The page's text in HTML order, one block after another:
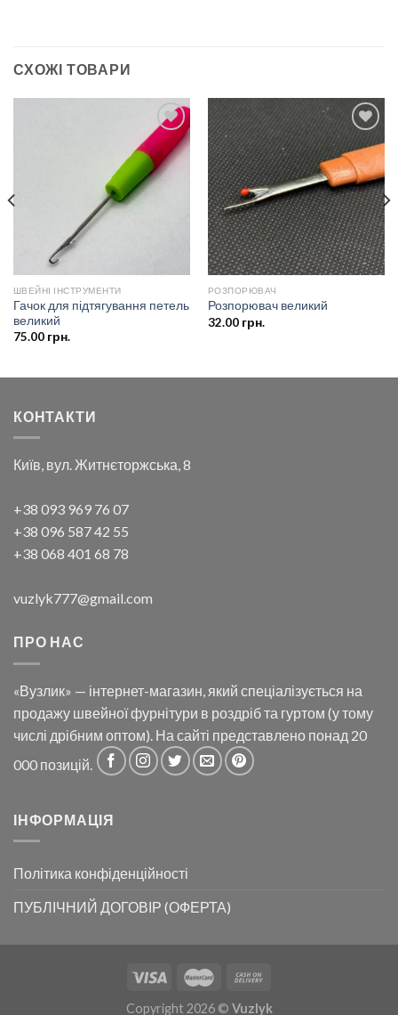
СХОЖІ ТОВАРИ
Додати
до
списку
бажань
ШВЕЙНІ ІНСТРУМЕНТИ
Гачок для підтягування петель
великий
75.00грн.
Додати
до
списку
бажань
РОЗПОРЮВАЧ
Розпорювач великий
32.00грн.
КОНТАКТИ
Київ, вул. Житнєторжська, 8
+38 093 969 76 07
+38 096 587 42 55
+38 068 401 68 78
vuzlyk777@gmail.com
ПРО НАС
«Вузлик» — інтернет-магазин, який спеціалізується на
продажу швейної фурнітури в роздріб та гуртом (у тому
числі дрібним оптом). На сайті представлено понад 20
000 позицій.
ІНФОРМАЦІЯ
Політика конфіденційності
ПУБЛІЧНИЙ ДОГОВІР (ОФЕРТА)
Copyright 2026 © Vuzlyk